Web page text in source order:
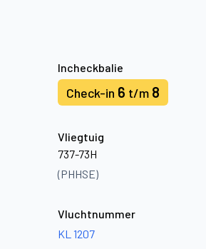
Incheckbalie
Check-in 6 t/m 8
Vliegtuig
737-73H
(PHHSE)
Vluchtnummer
KL 1207